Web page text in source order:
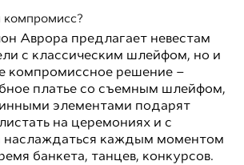
Аврора предлагает невестам
с классическим шлейфом, но и
компромиссное решение –
платье со съемным шлейфом,
элементами подарят
на церемониях и с
наслаждаться каждым моментом
банкета, танцев, конкурсов.